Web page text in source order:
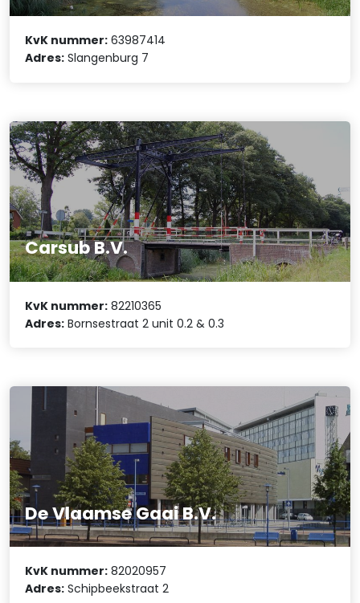
KvK nummer: 63987414
Adres: Slangenburg 7
Carsub B.V.
KvK nummer: 82210365
Adres: Bornsestraat 2 unit 0.2 & 0.3
De Vlaamse Gaai B.V.
KvK nummer: 82020957
Adres: Schipbeekstraat 2